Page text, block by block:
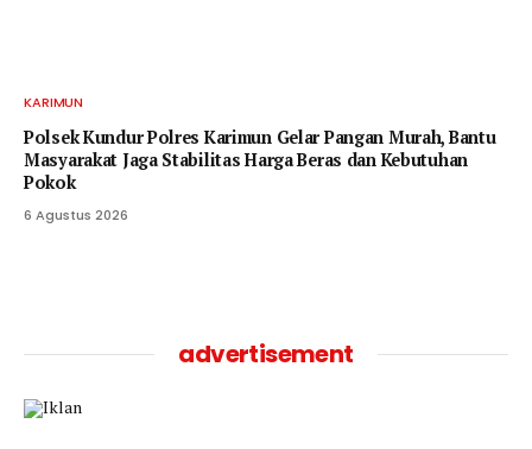
KARIMUN
Polsek Kundur Polres Karimun Gelar Pangan Murah, Bantu
Masyarakat Jaga Stabilitas Harga Beras dan Kebutuhan
Pokok
6 Agustus 2026
advertisement